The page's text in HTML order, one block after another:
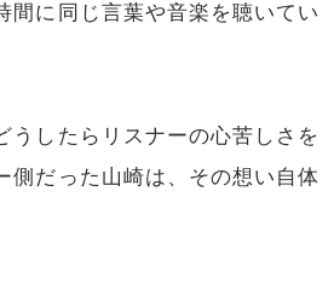
間に同じ言葉や音楽を聴いてい
うしたらリスナーの心苦しさを
側だった山崎は、その想い自体